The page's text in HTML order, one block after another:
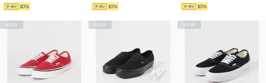
10% 10% 10%
NEW NEW NEW